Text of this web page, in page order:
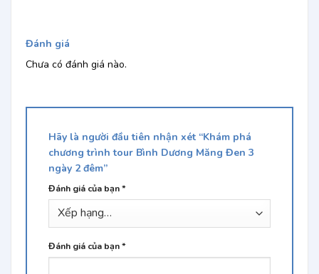
Đánh giá
Chưa có đánh giá nào.
Hãy là người đầu tiên nhận xét “Khám phá
chương trình tour Bình Dương Măng Đen 3
ngày 2 đêm”
Đánh giá của bạn*
Đánh giá của bạn*